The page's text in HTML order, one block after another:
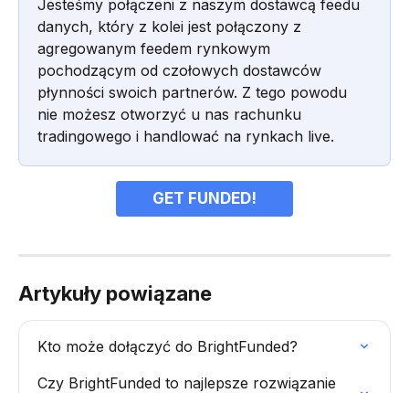
Jesteśmy połączeni z naszym dostawcą feedu
danych, który z kolei jest połączony z
agregowanym feedem rynkowym
pochodzącym od czołowych dostawców
płynności swoich partnerów. Z tego powodu
nie możesz otworzyć u nas rachunku
tradingowego i handlować na rynkach live.
GET FUNDED!
Artykuły powiązane
Kto może dołączyć do BrightFunded?
Czy BrightFunded to najlepsze rozwiązanie